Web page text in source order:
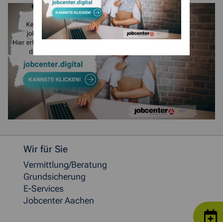
Weitere allgemeine Informationen
Wir für Sie
Vermittlung/Beratung
Grundsicherung
E-Services
Jobcenter Aachen